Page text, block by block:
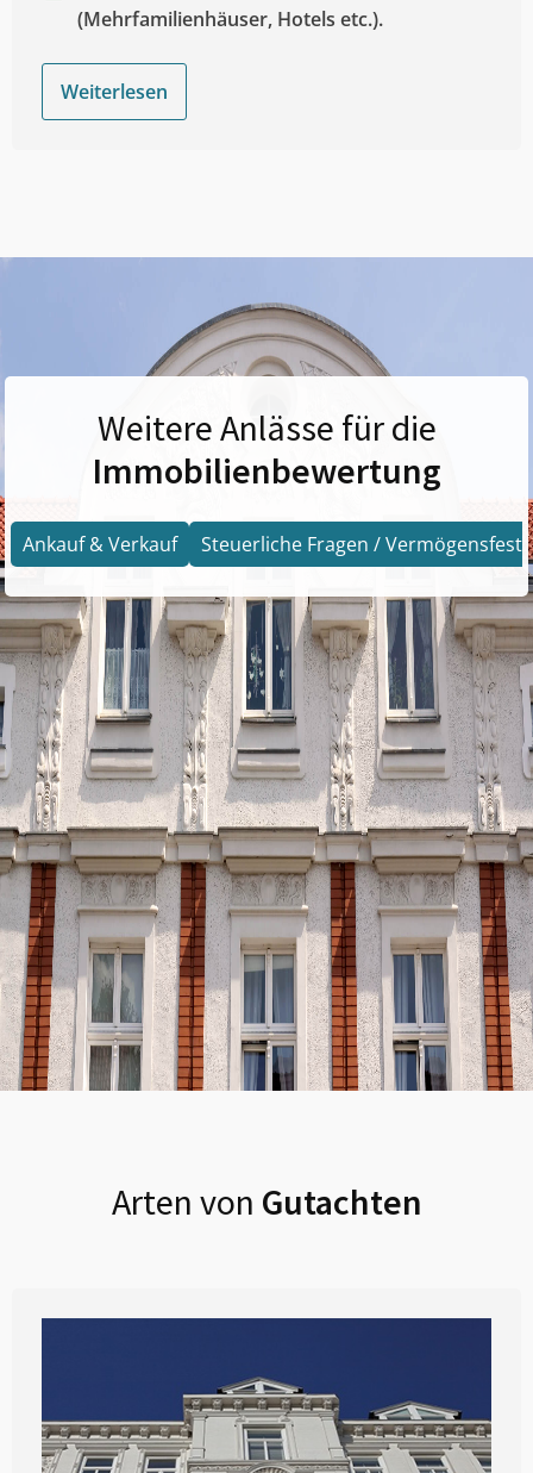
(Mehrfamilienhäuser, Hotels etc.).
Weiterlesen
Weitere Anlässe für die
Immobilienbewertung
Ankauf & Verkauf Steuerliche Fragen /
Arten von Gutachten